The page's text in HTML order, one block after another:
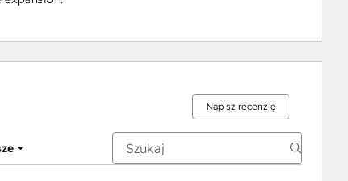
Napisz recenzję